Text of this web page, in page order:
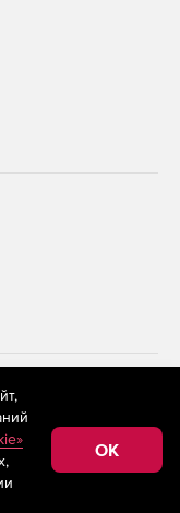
мусора
механизмов
буфера обмена
применяются
технологии
к
Федерации)
OK